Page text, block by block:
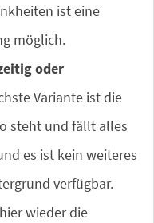
ist eine
möglich.
oder
Variante ist die
steht und fällt alles
es ist kein weiteres
verfügbar.
wieder die